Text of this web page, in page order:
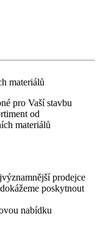
materiálů
pro Vaší stavbu
od
materiálů
prodejce
poskytnout
nabídku